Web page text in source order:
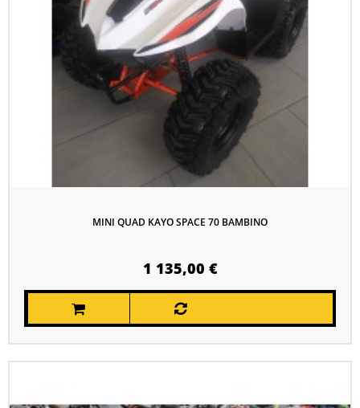
MINI QUAD KAYO SPACE 70 BAMBINO
1 135,00 €